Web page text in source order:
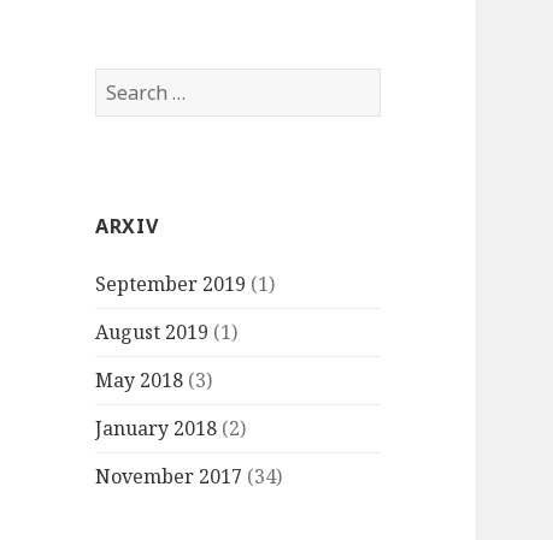
Search
for:
ARXIV
September 2019 (1)
August 2019 (1)
May 2018 (3)
January 2018 (2)
November 2017 (34)